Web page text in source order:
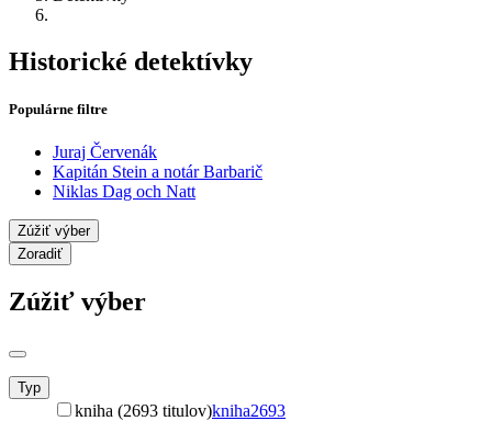
Historické detektívky
Populárne filtre
Juraj Červenák
Kapitán Stein a notár Barbarič
Niklas Dag och Natt
Zúžiť výber
Zoradiť
Zúžiť výber
Typ
kniha (2693 titulov)kniha2693